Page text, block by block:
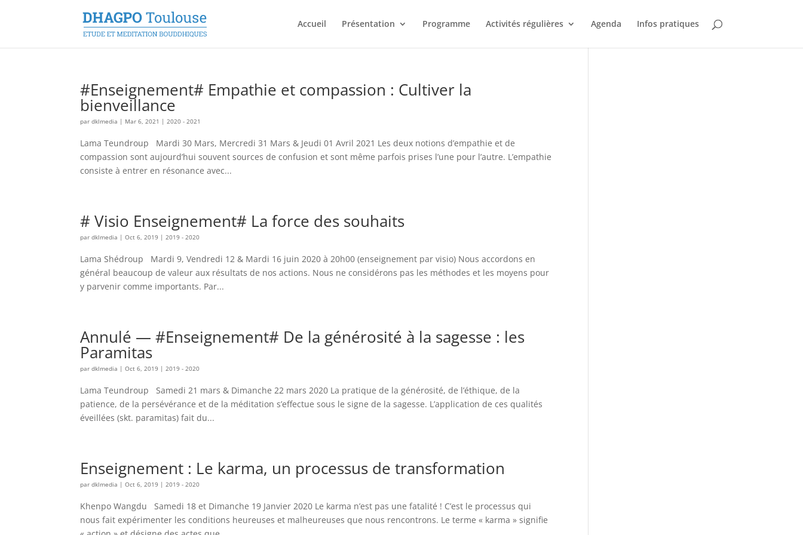
Accueil Présentation Programme Activités régulières Agenda Infos pratiques
#Enseignement# Empathie et compassion : Cultiver la
bienveillance
pardklmedia | Mar 6, 2021 |2020 - 2021
Lama Teundroup Mardi 30 Mars, Mercredi 31 Mars & Jeudi 01 Avril 2021 Les deux notions d’empathie et de
compassion sont aujourd’hui souvent sources de confusion et sont même parfois prises l’une pour l’autre. L’empathie
consiste à entrer en résonance avec...
# Visio Enseignement# La force des souhaits
pardklmedia |Oct 6, 2019 |2019 - 2020
Lama Shédroup Mardi 9, Vendredi 12 & Mardi 16 juin 2020 à 20h00 (enseignement par visio) Nous accordons en
général beaucoup de valeur aux résultats de nos actions. Nous ne considérons pas les méthodes et les moyens pour
y parvenir comme importants. Par...
Annulé — #Enseignement# De la générosité à la sagesse : les
Paramitas
pardklmedia |Oct 6, 2019 |2019 - 2020
Lama Teundroup Samedi 21 mars & Dimanche 22 mars 2020 La pratique de la générosité, de l’éthique, de la
patience, de la persévérance et de la méditation s’effectue sous le signe de la sagesse. L’application de ces qualités
éveillées (skt. paramitas) fait du...
Enseignement : Le karma, un processus de transformation
pardklmedia |Oct 6, 2019 |2019 - 2020
Khenpo Wangdu Samedi 18 et Dimanche 19 Janvier 2020 Le karma n’est pas une fatalité ! C’est le processus qui
nous fait expérimenter les conditions heureuses et malheureuses que nous rencontrons. Le terme « karma » signifie